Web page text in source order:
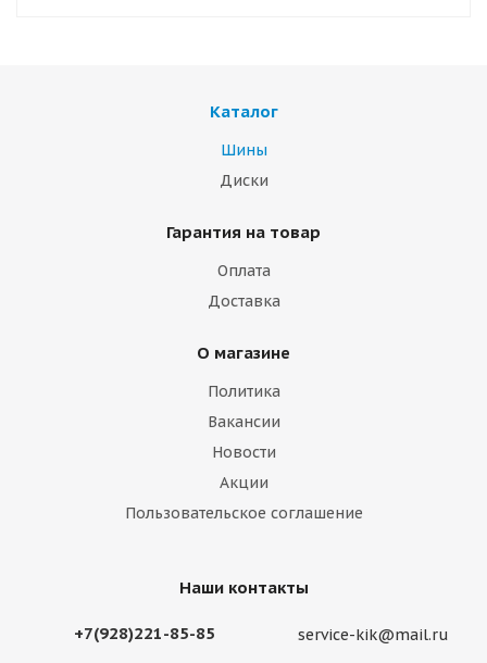
Каталог
Шины
Диски
Гарантия на товар
Оплата
Доставка
О магазине
Политика
Вакансии
Новости
Акции
Пользовательское соглашение
Наши контакты
+7(928)221-85-85 service-kik@mail.ru